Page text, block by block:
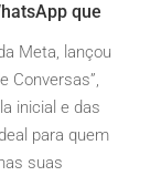
que
Meta, lançou
Conversas”,
inicial e das
para quem
suas